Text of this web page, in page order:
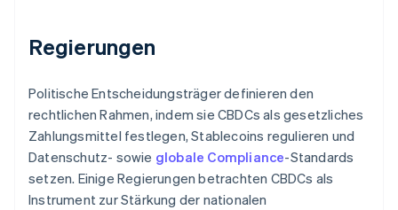
Regierungen
Politische Entscheidungsträger definieren den
rechtlichen Rahmen, indem sie CBDCs als gesetzliches
Zahlungsmittel festlegen, Stablecoins regulieren und
Datenschutz- sowie globale Compliance-Standards
setzen. Einige Regierungen betrachten CBDCs als
Instrument zur Stärkung der nationalen